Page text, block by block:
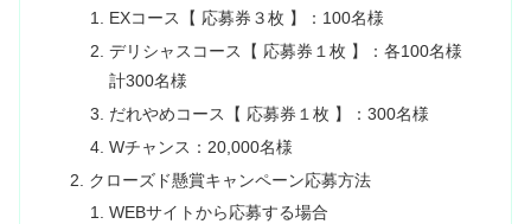
EXコース【 応募券３枚 】：100名様
デリシャスコース【 応募券１枚 】：各100名様
計300名様
だれやめコース【 応募券１枚 】：300名様
Wチャンス：20,000名様
クローズド懸賞キャンペーン応募方法
WEBサイトから応募する場合